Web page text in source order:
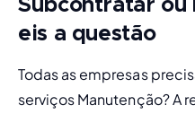
Subcontratar ou
eis a questão
Todas as empresas
serviços Manutenção? A